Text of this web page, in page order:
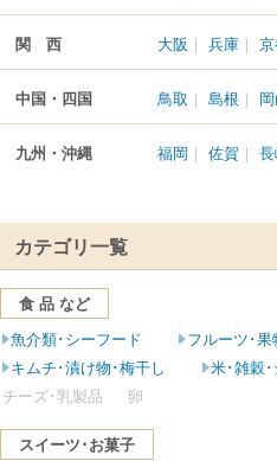
関 西 大阪 兵庫
中国・四国 鳥取 島根
九州・沖縄 福岡 佐賀
カテゴリ一覧
食 品 など
魚介類･シーフード
フルーツ･果
キムチ･漬け物･梅干し
米･雑穀
チーズ･乳製品
卵
スイーツ･お菓子